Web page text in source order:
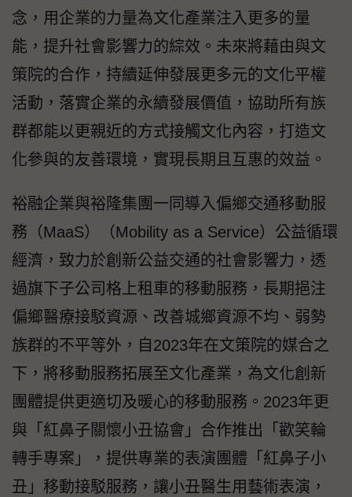
念，用企業的力量為文化產業注入更多的量
能，提升社會影響力的綜效。未來將藉由與文
策院的合作，持續延伸發展更多元的文化平權
活動，落實企業的永續發展價值，協助所有族
群都能以更親近的方式接觸文化內容，打造文
化參與的友善環境，實現長期且互惠的效益。
裕融企業與裕隆集團一同導入偏鄉交通移動服
務（MaaS）（Mobility as a Service）公益循環
經濟，致力於創新公益交通的社會影響力，透
過旗下子公司格上租車的移動服務，長期挹注
偏鄉醫療接駁資源、改善城鄉資源不均、弱勢
族群的不平等外，自2023年在文策院的媒合之
下，將移動服務拓展至文化產業，為文化創新
團體提供更適切及暖心的移動服務。2023年更
與「紅鼻子關懷小丑協會」合作推出「歡笑輪
轉手專案」，提供專業的表演團體「紅鼻子小
丑」移動接駁服務，讓小丑醫生用藝術表演，